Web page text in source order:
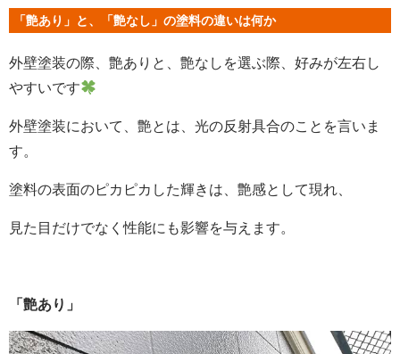
「艶あり」と、「艶なし」の塗料の違いは何か
外壁塗装の際、艶ありと、艶なしを選ぶ際、好みが左右し
やすいです
外壁塗装において、艶とは、光の反射具合のことを言いま
す。
塗料の表面のピカピカした輝きは、艶感として現れ、
見た目だけでなく性能にも影響を与えます。
「艶あり」